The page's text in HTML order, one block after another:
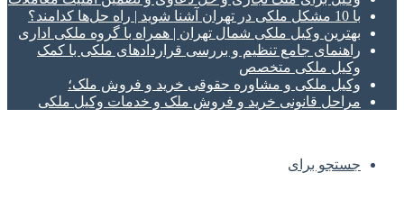
با 10 مشکل ملکی در تهران آشنا شوید | راه حل‌ها کدامند؟
بهترین وکیل ملکی شمال تهران | همراه با گروه ملکی اداری
راهنمای جامع تنظیم و بررسی قراردادهای ملکی با کمک
وکیل ملکی متخصص
وکیل ملکی و مشاوره حقوقی خرید و فروش ملک؛
مراحل قانونی خرید و فروش ملک و خدمات وکیل ملکی
جستجو برای